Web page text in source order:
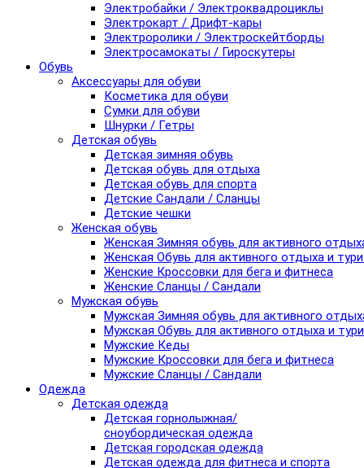
Электробайки / Электроквадроциклы
Электрокарт / Дрифт-кары
Электроролики / Электроскейтборды
Электросамокаты / Гироскутеры
Обувь
Аксессуары для обуви
Косметика для обуви
Сумки для обуви
Шнурки / Гетры
Детская обувь
Детская зимняя обувь
Детская обувь для отдыха
Детская обувь для спорта
Детские Сандали / Сланцы
Детские чешки
Женская обувь
Женская Зимняя обувь для активного
Женская Обувь для активного отдыха и
Женские Кроссовки для бега и фитнеса
Женские Сланцы / Сандали
Мужская обувь
Мужская Зимняя обувь для активного
Мужская Обувь для активного отдыха и
Мужские Кеды
Мужские Кроссовки для бега и фитнеса
Мужские Сланцы / Сандали
Одежда
Детская одежда
Детская горнолыжная/
сноубордическая одежда
Детская городская одежда
Детская одежда для фитнеса и спорта